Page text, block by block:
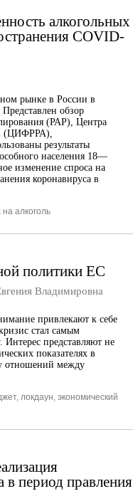
алкогольных
COVID-
рынке в России в
обзор
(РАР), Центра
(ЦИФРРА),
результаты
населения 18—
изменение спроса на
коронавируса в
на алкоголь
политики ЕС
Владимировна
привлекают к себе
стал самым
представляют не
показателях в
отношений между
, локдаун, экономический
период правления